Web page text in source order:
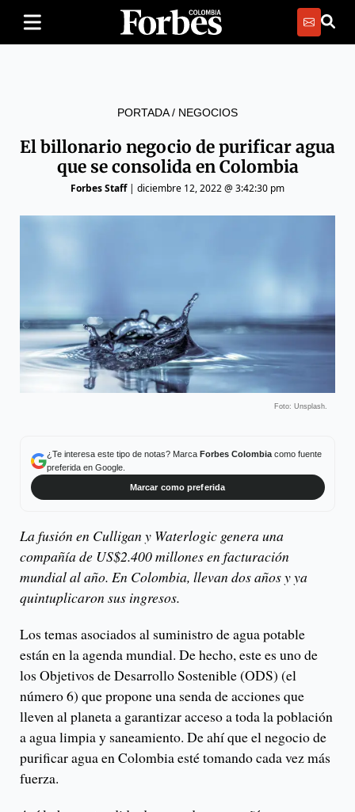
PORTADA/ NEGOCIOS
El billonario negocio de purificar agua
que se consolida en Colombia
Forbes Staff| diciembre 12, 2022 @ 3:42:30 pm
Foto: Unsplash.
¿Te interesa este tipo de notas? Marca Forbes Colombiacomo fuente
preferida en Google.
Marcar como preferida
La fusión en Culligan y Waterlogic genera una
compañía de US$2.400 millones en facturación
mundial al año. En Colombia, llevan dos años y ya
quintuplicaron sus ingresos.
Los temas asociados al suministro de agua potable
están en la agenda mundial. De hecho, este es uno de
los Objetivos de Desarrollo Sostenible (ODS) (el
número 6) que propone una senda de acciones que
lleven al planeta a garantizar acceso a toda la población
a agua limpia y saneamiento. De ahí que el negocio de
purificar agua en Colombia esté tomando cada vez más
fuerza.